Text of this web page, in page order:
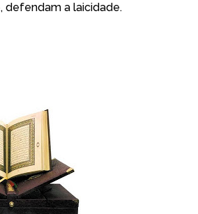
defendam a laicidade.